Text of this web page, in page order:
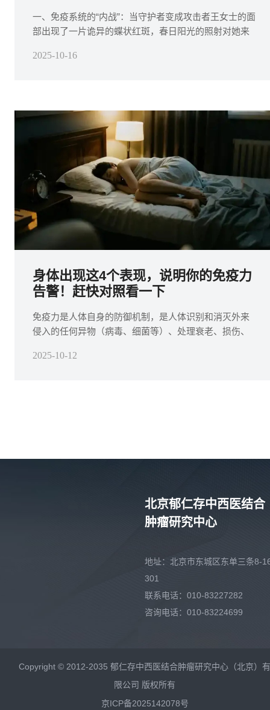
一、免疫系统的“内战”：当守护者变成攻击者王女士的面
部出现了一片诡异的蝶状红斑，春日阳光的照射对她来
统性红斑狼疮
2025-10-16
身体出现这4个表现，说明你的免疫力
告警！赶快对照看一下
免疫力是人体自身的防御机制，是人体识别和消灭外来
侵入的任何异物（病毒、细菌等）、处理衰老、损伤、
病毒感染细胞的能
2025-10-12
北京郁仁存中西医结合
肿瘤研究中心
地址：北京市东城区东单三条8-
301
联系电话：010-83227282
咨询电话：010-83224699
Copyright © 2012-2035 郁仁存中西医结合肿瘤研究中心（北京）有
限公司 版权所有
京ICP备2025142078号